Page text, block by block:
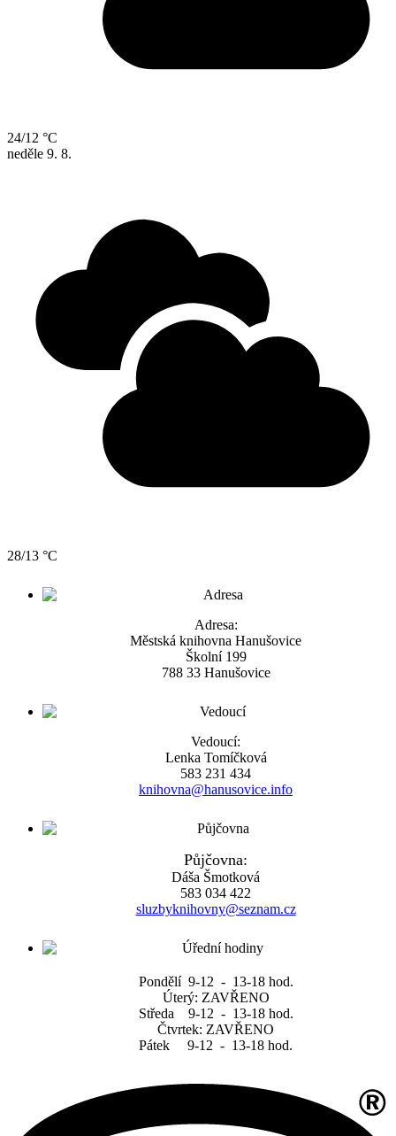
24/12 °C
neděle 9. 8.
28/13 °C
Adresa:
Městská knihovna Hanušovice
Školní 199
788 33 Hanušovice
Vedoucí:
Lenka Tomíčková
583 231 434
knihovna@hanusovice.info
Půjčovna:
Dáša Šmotková
583 034 422
sluzbyknihovny@seznam.cz
Pondělí 9-12 - 13-18 hod.
Úterý: ZAVŘENO
Středa 9-12 - 13-18 hod.
Čtvrtek: ZAVŘENO
Pátek 9-12 - 13-18 hod.